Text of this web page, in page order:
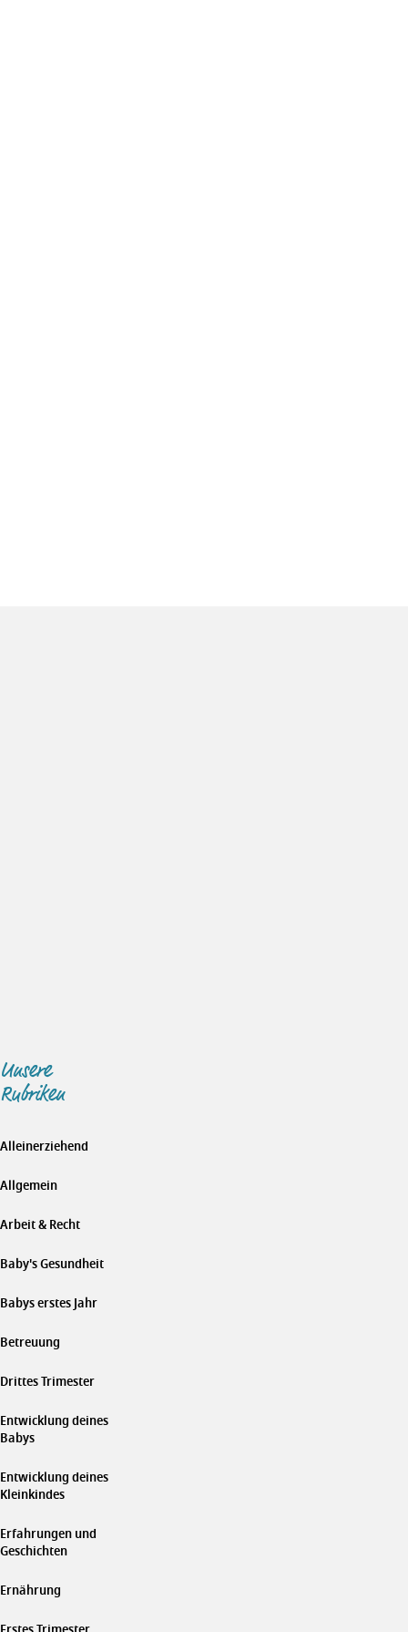
Unsere
Rubriken
Alleinerziehend
Allgemein
Arbeit & Recht
Baby's Gesundheit
Babys erstes Jahr
Betreuung
Drittes Trimester
Entwicklung deines
Babys
Entwicklung deines
Kleinkindes
Erfahrungen und
Geschichten
Ernährung